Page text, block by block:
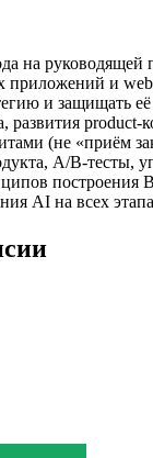
на
и
и защищать
product-
(не «приём
A/B-тесты,
построения
AI на всех